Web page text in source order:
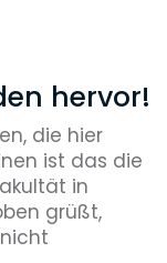
hervor!
die hier
ist das die
in
grüßt,